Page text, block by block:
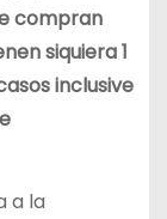
compran
siquiera 1
inclusive
a la